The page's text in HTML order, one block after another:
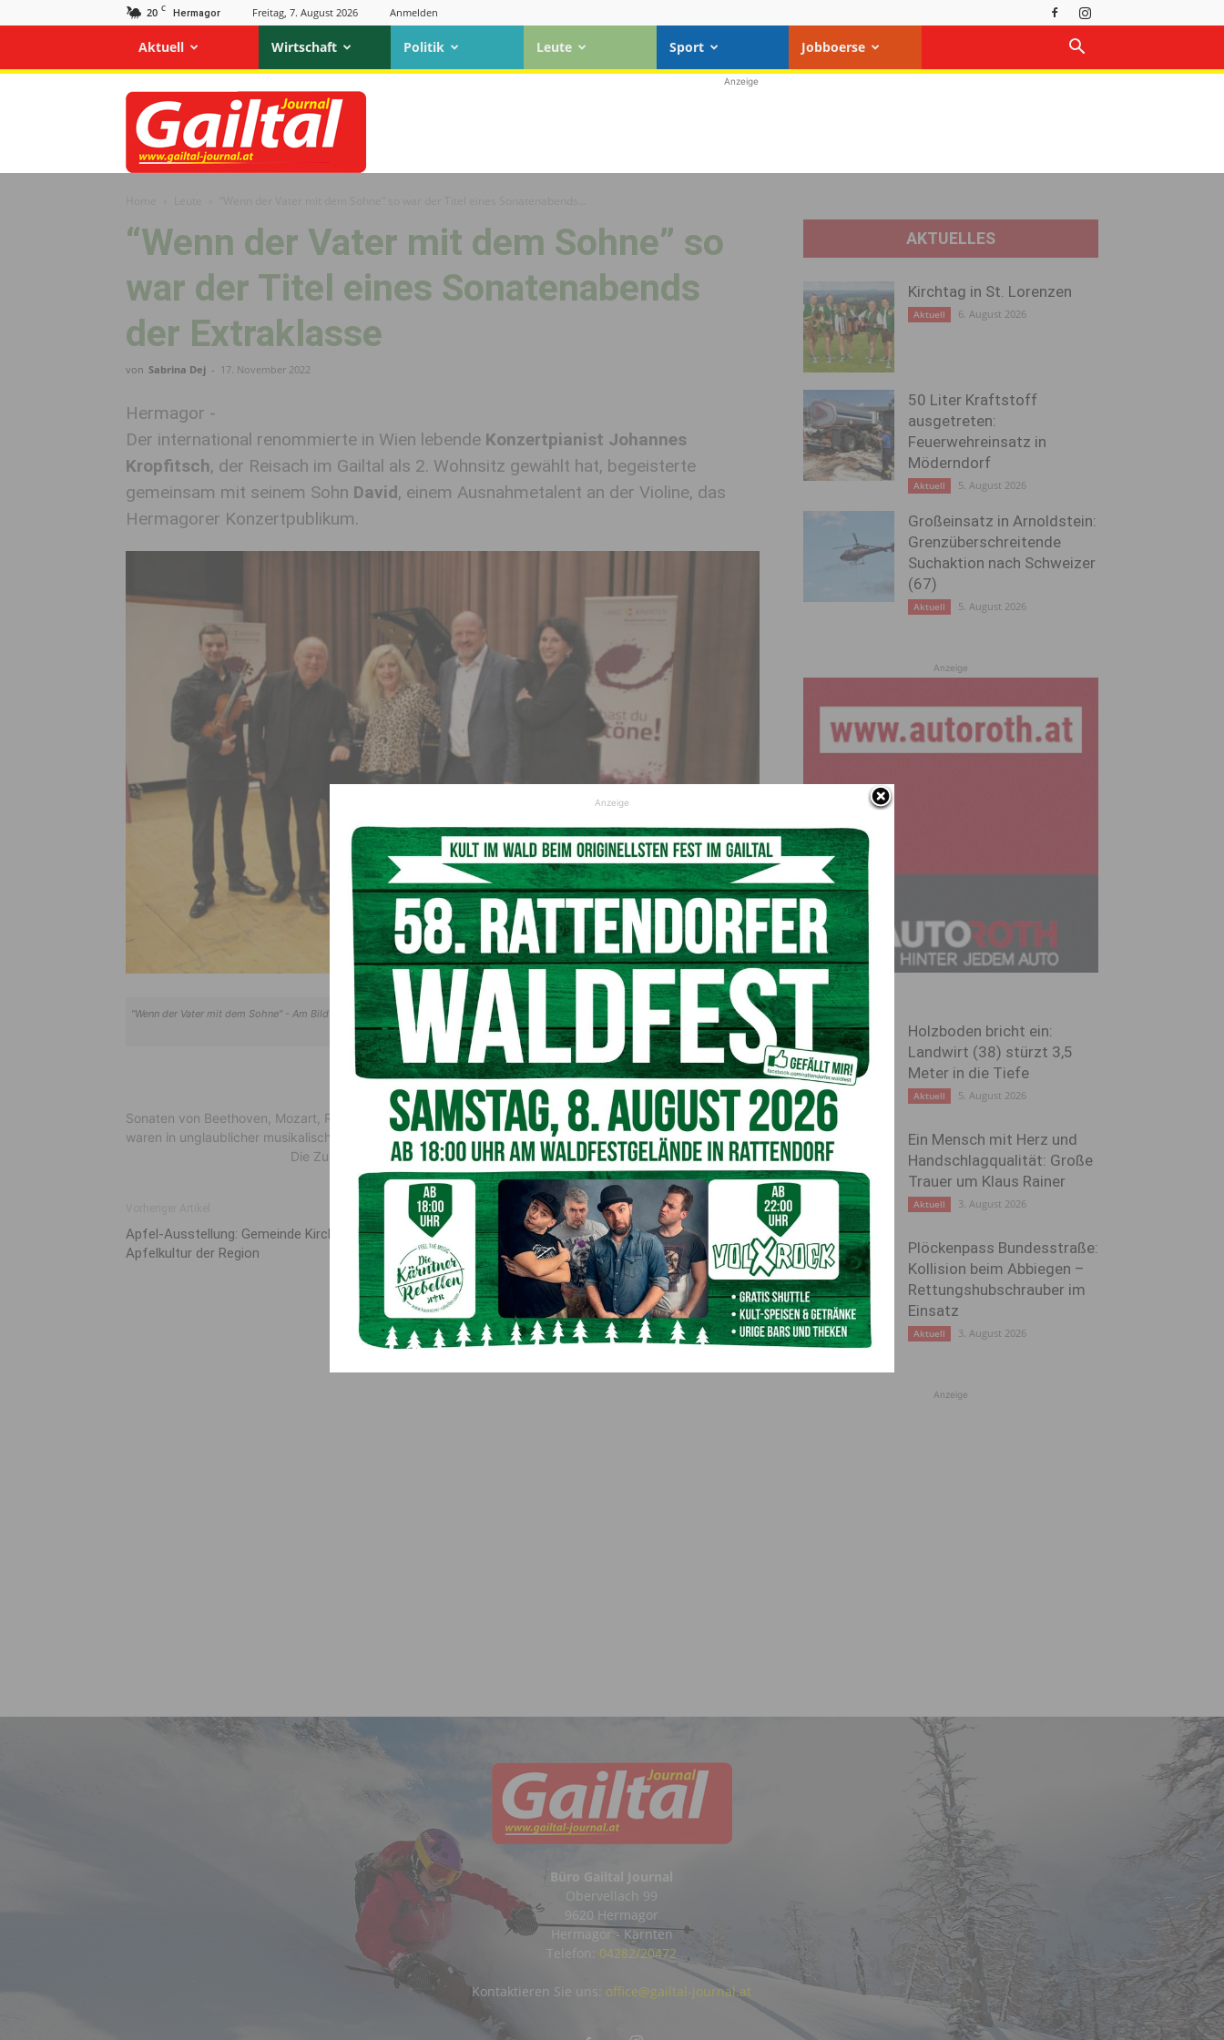
20 C Hermagor Freitag, 7. August 2026 Anmelden
Aktuell Wirtschaft Politik Leute Sport Jobboerse
Gailtal
Journal
Anzeige
“Wenn der Vater mit dem Sohne” so
war der Titel eines Sonatenabends
der Extraklasse
von Sabrina Dej - 17. November 2022
Hermagor -
Der international renommierte in Wien lebende Konzertpianist Johannes
Kropfitsch, der Reisach im Gailtal als 2. Wohnsitz gewählt hat, begeisterte
gemeinsam mit seinem Sohn David, einem Ausnahmetalent an der Violine, das
Hermagorer Konzertpublikum.
"Wenn der Vater mit dem Sohne" - Am Bild v.l.: David Kropfitsch, Johannes Kropfitsch, Dagmar Schoba, Direktor Gerald Waldner und
Direktor-Stellvertreterin Margot Lackner
© Musikschule Hermagor
Sonaten von Beethoven, Mozart, Respighi und eine Eigenkomposition von Herrn Johannes Kropfitsch
waren in unglaublicher musikalischer Perfektion zu hören.
Die Zuhörer bedankten sich mit Standing Ovations.
Apfel-Ausstellung: Gemeinde Kirchbach belebt
Apfelkultur der Region
Nächster Artikel
Notfälle bei der Geburt trainieren
AKTUELLES
Kirchtag in St. Lorenzen
Aktuell 6. August 2026
50 Liter Kraftstoff
ausgetreten:
Feuerwehreinsatz in
Möderndorf
Aktuell 5. August 2026
Großeinsatz in Arnoldstein:
Grenzüberschreitende
Suchaktion nach Schweizer
(67)
Aktuell 5. August 2026
Anzeige
Holzboden bricht ein:
Landwirt (38) stürzt 3,5
Meter in die Tiefe
Aktuell 5. August 2026
Ein Mensch mit Herz und
Handschlagqualität: Große
Trauer um Klaus Rainer
Aktuell 3. August 2026
Plöckenpass Bundesstraße:
Kollision beim Abbiegen –
Rettungshubschrauber im
Einsatz
Aktuell 3. August 2026
Anzeige
Büro Gailtal Journal
Obervellach 99
9620 Hermagor
Hermagor - Kärnten
Telefon: 04282/20472
Kontaktieren Sie uns: office@gailtal-journal.at
Anzeige